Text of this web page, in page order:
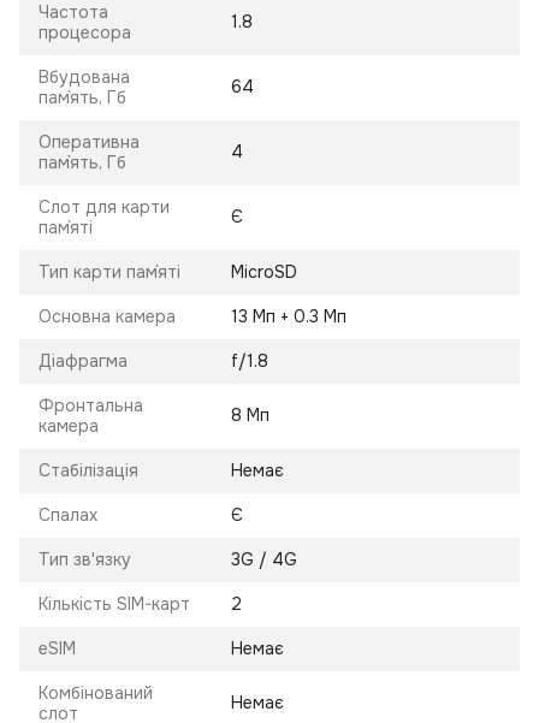
Частота
процесора
1.8
Вбудована
пам`ять, Гб
64
Оперативна
пам`ять, Гб
4
Слот для карти
пам`яті
Є
Тип карти пам`яті MicroSD
Основна камера 13 Мп + 0.3 Мп
Діафрагма f/1.8
Фронтальна
камера
8 Мп
Стабілізація Немає
Спалах Є
Тип зв'язку 3G / 4G
Кількість SIM-карт 2
eSIM Немає
Комбінований
слот
Немає